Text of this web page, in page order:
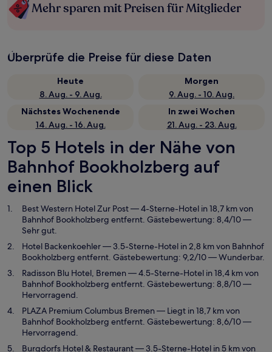
Mehr sparen mit Preisen für Mitglieder
Überprüfe die Preise für diese Daten
Heute
8. Aug. - 9. Aug.
Morgen
9. Aug. - 10. Aug.
Nächstes Wochenende
14. Aug. - 16. Aug.
In zwei Wochen
21. Aug. - 23. Aug.
Top 5 Hotels in der Nähe von
Bahnhof Bookholzberg auf
einen Blick
Best Western Hotel Zur Post— 4-Sterne-Hotel in 18,7 km von
Bahnhof Bookholzberg entfernt. Gästebewertung: 8,4/10 —
Sehr gut.
Hotel Backenkoehler— 3.5-Sterne-Hotel in 2,8 km von Bahnhof
Bookholzberg entfernt. Gästebewertung: 9,2/10 — Wunderbar.
Radisson Blu Hotel, Bremen— 4.5-Sterne-Hotel in 18,4 km von
Bahnhof Bookholzberg entfernt. Gästebewertung: 8,8/10 —
Hervorragend.
PLAZA Premium Columbus Bremen— Liegt in 18,7 km von
Bahnhof Bookholzberg entfernt. Gästebewertung: 8,6/10 —
Hervorragend.
Burgdorfs Hotel & Restaurant— 3.5-Sterne-Hotel in 5 km von